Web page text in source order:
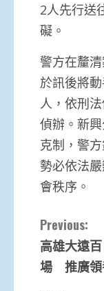
2人先行送
礙。
警方在釐
於訊後將
人，依刑
偵辦。新
克制，警
勢必依法
會秩序。
Continue
Previous:
高雄大遠
場 推廣領